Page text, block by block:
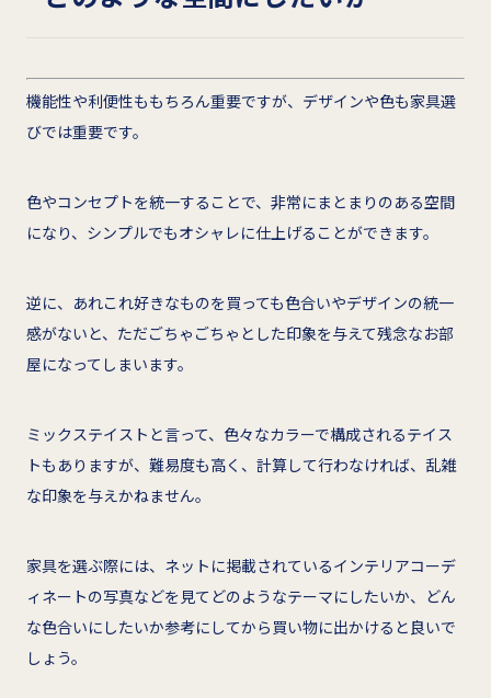
機能性や利便性ももちろん重要ですが、デザインや色も家具選
びでは重要です。
色やコンセプトを統一することで、非常にまとまりのある空間
になり、シンプルでもオシャレに仕上げることができます。
逆に、あれこれ好きなものを買っても色合いやデザインの統一
感がないと、ただごちゃごちゃとした印象を与えて残念なお部
屋になってしまいます。
ミックステイストと言って、色々なカラーで構成されるテイス
トもありますが、難易度も高く、計算して行わなければ、乱雑
な印象を与えかねません。
家具を選ぶ際には、ネットに掲載されているインテリアコーデ
ィネートの写真などを見てどのようなテーマにしたいか、どん
な色合いにしたいか参考にしてから買い物に出かけると良いで
しょう。